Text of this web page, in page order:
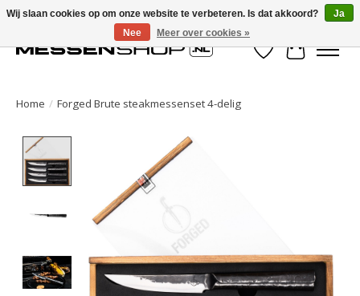
Verlanglijst
Home / Forged Brute steakmessenset 4-delig
Product image slideshow Items
Wij slaan cookies op om onze website te verbeteren. Is dat akkoord?
Ja
Nee
Meer over cookies »